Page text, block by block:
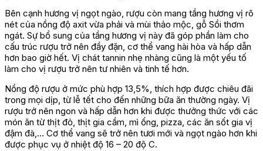
Bên cạnh hương vị ngọt ngào, rượu còn mang tầng hương vị rõ
nét của nồng độ axit vừa phải và mùi thảo mộc, gỗ Sồi thơm
ngát. Sự bổ sung của tầng hương vị này đã góp phần làm cho
cấu trúc rượu trở nên đầy đặn, cơ thể vang hài hòa và hấp dẫn
hơn bao giờ hết. Vị chát tannin nhẹ nhàng cũng là một yếu tố
làm cho vị rượu trở nên tư nhiên và tinh tế hơn.
Nồng độ rượu ở mức phù hợp 13,5%, thích hợp được chiêu đãi
trong mọi dịp, từ lễ tết cho đến những bữa ăn thường ngày. Vị
rượu trở nên ngon và hấp dẫn hơn khi được thưởng thức với các
món ăn từ thịt đỏ, thịt gia cầm, mì ống, pizza, các ăn sốt gia vị
đậm đà,… Cơ thể vang sẽ trở nên tươi mới và ngọt ngào hơn khi
được phục vụ ở nhiệt độ 16 – 20 độ C.